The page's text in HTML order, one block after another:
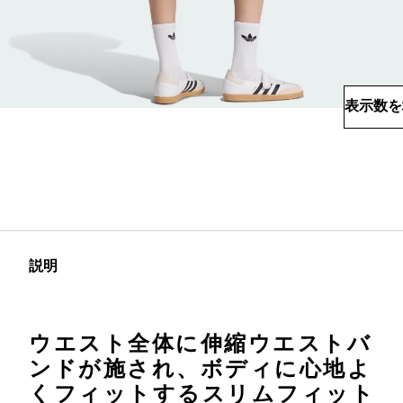
表示数
説明
ウエスト全体に伸縮ウエストバ
ンドが施され、ボディに心地よ
くフィットするスリムフィット